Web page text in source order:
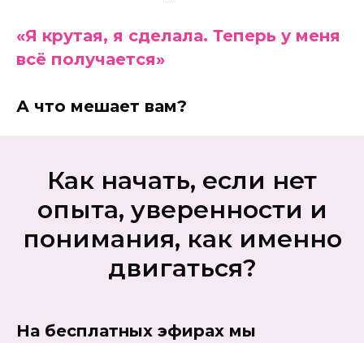
«Я крутая, я сделала. Теперь у меня
всё получается»
А что мешает вам?
Как начать, если нет
опыта, уверенности и
понимания, как именно
двигаться?
На бесплатных эфирах мы